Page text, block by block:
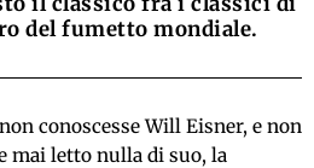
del fumetto mondiale.
conoscesse Will Eisner, e non
mai letto nulla di suo, la